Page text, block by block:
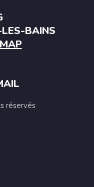
BAINS
réservés